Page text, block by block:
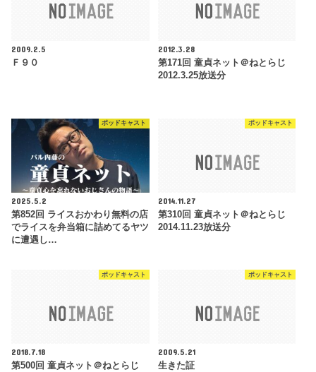
2009.2.5
Ｆ９０
2012.3.28
第171回 童貞ネット＠ねとらじ
2012.3.25放送分
ポッドキャスト
2025.5.2
第852回 ライスおかわり無料の店
でライスを弁当箱に詰めてるヤツ
に遭遇し…
ポッドキャスト
2014.11.27
第310回 童貞ネット＠ねとらじ
2014.11.23放送分
ポッドキャスト
2018.7.18
第500回 童貞ネット＠ねとらじ
ポッドキャスト
2009.5.21
生きた証